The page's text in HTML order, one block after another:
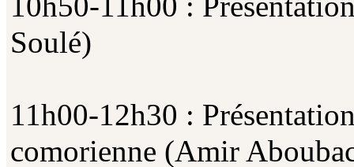
Soulé)
11h00-12h30 :
comorienne (Amir